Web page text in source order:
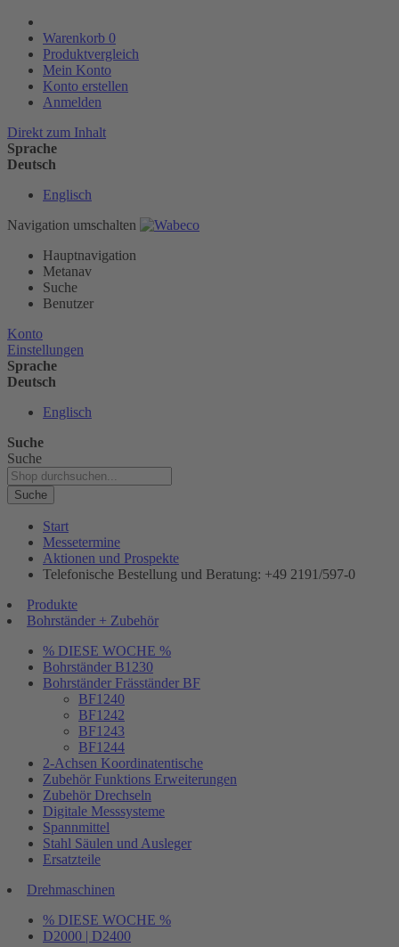
Warenkorb 0
Produktvergleich
Mein Konto
Konto erstellen
Anmelden
Direkt zum Inhalt
Sprache
Deutsch
Englisch
Navigation umschalten
Hauptnavigation
Metanav
Suche
Benutzer
Konto
Einstellungen
Sprache
Deutsch
Englisch
Suche
Suche
Suche
Start
Messetermine
Aktionen und Prospekte
Telefonische Bestellung und Beratung: +49 2191/597-0
Produkte
Bohrständer + Zubehör
% DIESE WOCHE %
Bohrständer B1230
Bohrständer Fräsständer BF
BF1240
BF1242
BF1243
BF1244
2-Achsen Koordinatentische
Zubehör Funktions Erweiterungen
Zubehör Drechseln
Digitale Messsysteme
Spannmittel
Stahl Säulen und Ausleger
Ersatzteile
Drehmaschinen
% DIESE WOCHE %
D2000 | D2400